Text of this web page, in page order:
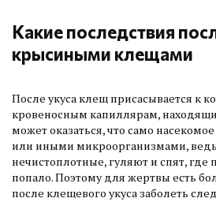
Какие последствия
крысиными клещами
После укуса клещ присасывается к
кровеносным капиллярам,
может оказаться, что само
или иными микроорганизмами,
нечистоплотные, гуляют и спят, где
попало. Поэтому для жертвы есть
после клещевого укуса заболеть